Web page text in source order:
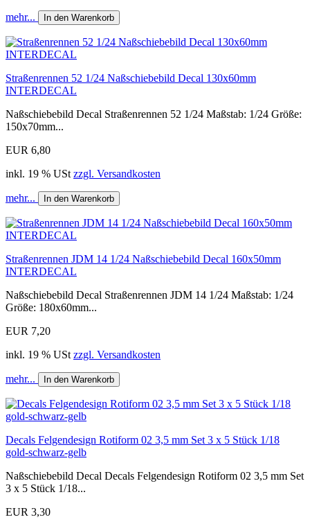
mehr... In den Warenkorb
Straßenrennen 52 1/24 Naßschiebebild Decal 130x60mm
INTERDECAL
Naßschiebebild Decal Straßenrennen 52 1/24 Maßstab: 1/24 Größe:
150x70mm...
EUR 6,80
inkl. 19 % USt zzgl. Versandkosten
mehr... In den Warenkorb
Straßenrennen JDM 14 1/24 Naßschiebebild Decal 160x50mm
INTERDECAL
Naßschiebebild Decal Straßenrennen JDM 14 1/24 Maßstab: 1/24
Größe: 180x60mm...
EUR 7,20
inkl. 19 % USt zzgl. Versandkosten
mehr... In den Warenkorb
Decals Felgendesign Rotiform 02 3,5 mm Set 3 x 5 Stück 1/18
gold-schwarz-gelb
Naßschiebebild Decal Decals Felgendesign Rotiform 02 3,5 mm Set
3 x 5 Stück 1/18...
EUR 3,30